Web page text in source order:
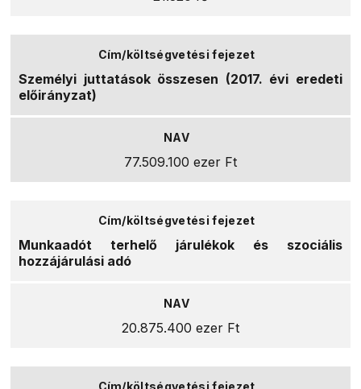
Személyi juttatások összesen (2017. évi eredeti
előirányzat)
77.509.100 ezer Ft
Munkaadót terhelő járulékok és szociális
hozzájárulási adó
20.875.400 ezer Ft